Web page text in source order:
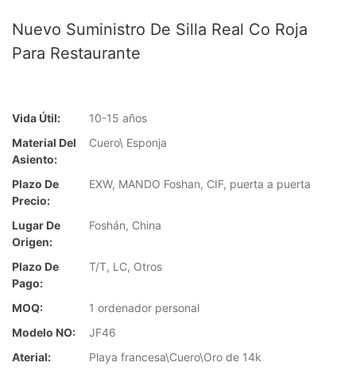
Nuevo Suministro De Silla Real Co Roja
Para Restaurante
Vida Útil:
10-15 años
Material Del
Asiento:
Cuero\ Esponja
Plazo De
Precio:
EXW, MANDO Foshan, CIF, puerta a puerta
Lugar De
Origen:
Foshán, China
Plazo De
Pago:
T/T, LC, Otros
MOQ:
1 ordenador personal
Modelo NO:
JF46
Aterial:
Playa francesa\Cuero\Oro de 14k